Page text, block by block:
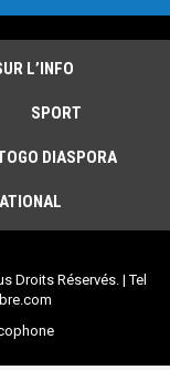
L’INFO
SPORT
DIASPORA
Droits Réservés. | Tel